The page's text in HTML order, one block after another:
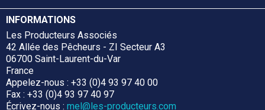
INFORMATIONS
Les Producteurs Associés
42 Allée des Pêcheurs - ZI Secteur A3
06700 Saint-Laurent-du-Var
France
Appelez-nous : +33 (0)4 93 97 40 00
Fax : +33 (0)4 93 97 40 97
Écrivez-nous : mel@les-producteurs.com